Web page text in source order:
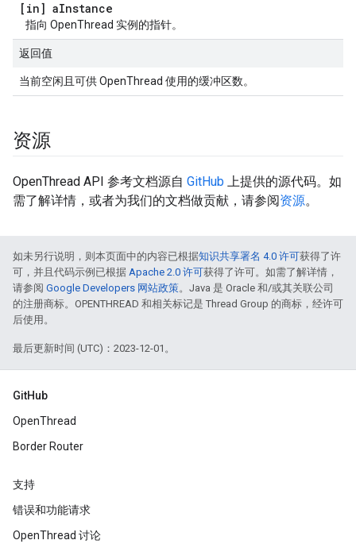
[in] aInstance
指向 OpenThread 实例的指针。
返回值
当前空闲且可供 OpenThread 使用的缓冲区数。
资源
OpenThread API 参考文档源自 GitHub 上提供的源代码。如
需了解详情，或者为我们的文档做贡献，请参阅资源。
如未另行说明，则本页面中的内容已根据知识共享署名 4.0 许可获得了许
可，并且代码示例已根据 Apache 2.0 许可获得了许可。如需了解详情，
请参阅 Google Developers 网站政策。Java 是 Oracle 和/或其关联公司
的注册商标。OPENTHREAD 和相关标记是 Thread Group 的商标，经许可
后使用。
最后更新时间 (UTC)：2023-12-01。
GitHub
OpenThread
Border Router
支持
错误和功能请求
OpenThread 讨论